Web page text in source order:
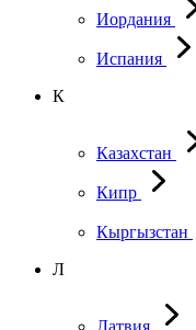
Иордания
Испания
К
Казахстан
Кипр
Кыргызстан
Л
Латвия